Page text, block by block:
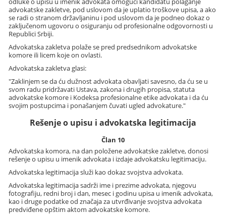
advokatske zakletve, pod uslovom da je uplatio troškove upisa, a ako
se radi o stranom državljaninu i pod uslovom da je podneo dokaz o
zaključenom ugovoru o osiguranju od profesionalne odgovornosti u
Republici Srbiji.
Advokatska zakletva polaže se pred predsednikom advokatske
komore ili licem koje on ovlasti.
Advokatska zakletva glasi:
"Zaklinjem se da ću dužnost advokata obavljati savesno, da ću se u
svom radu pridržavati Ustava, zakona i drugih propisa, statuta
advokatske komore i Kodeksa profesionalne etike advokata i da ću
svojim postupcima i ponašanjem čuvati ugled advokature."
Rešenje o upisu i advokatska legitimacija
Član 10
Advokatska komora, na dan položene advokatske zakletve, donosi
rešenje o upisu u imenik advokata i izdaje advokatsku legitimaciju.
Advokatska legitimacija služi kao dokaz svojstva advokata.
Advokatska legitimacija sadrži ime i prezime advokata, njegovu
fotografiju, redni broj i dan, mesec i godinu upisa u imenik advokata,
kao i druge podatke od značaja za utvrđivanje svojstva advokata
predviđene opštim aktom advokatske komore.